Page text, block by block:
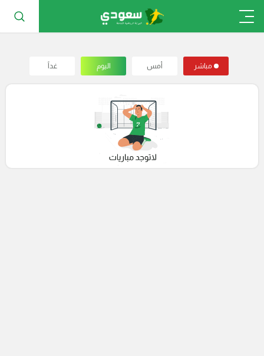
مباشر أمس اليوم غداً